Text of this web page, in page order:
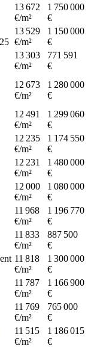
13 672
€/m²
1 750 000
€
13 529
€/m²
1 150 000
€
13 303
€/m²
771 591
€
12 673
€/m²
1 280 000
€
12 491
€/m²
1 299 060
€
12 235
€/m²
1 174 550
€
12 231
€/m²
1 480 000
€
12 000
€/m²
1 080 000
€
11 968
€/m²
1 196 770
€
11 833
€/m²
887 500
€
11 818
€/m²
1 300 000
€
11 787
€/m²
1 166 900
€
11 769
€/m²
765 000
€
11 515
€/m²
1 186 015
€